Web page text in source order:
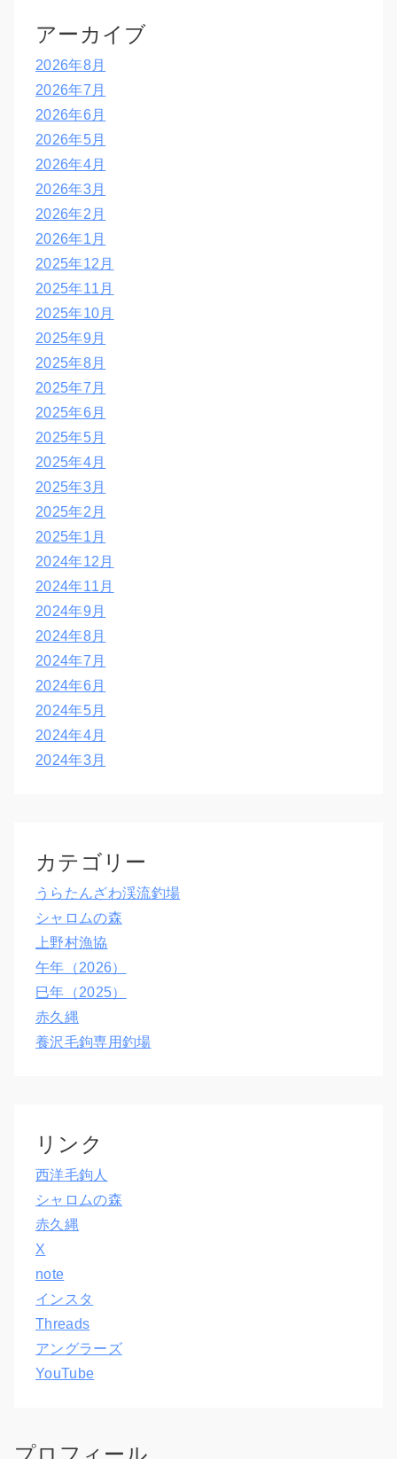
アーカイブ
2026年8月
2026年7月
2026年6月
2026年5月
2026年4月
2026年3月
2026年2月
2026年1月
2025年12月
2025年11月
2025年10月
2025年9月
2025年8月
2025年7月
2025年6月
2025年5月
2025年4月
2025年3月
2025年2月
2025年1月
2024年12月
2024年11月
2024年9月
2024年8月
2024年7月
2024年6月
2024年5月
2024年4月
2024年3月
カテゴリー
うらたんざわ渓流釣場
シャロムの森
上野村漁協
午年（2026）
巳年（2025）
赤久縄
養沢毛鉤専用釣場
リンク
西洋毛鉤人
シャロムの森
赤久縄
X
note
インスタ
Threads
アングラーズ
YouTube
プロフィール